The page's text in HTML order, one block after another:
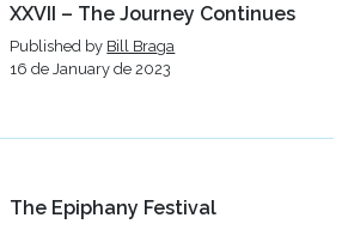
XXVII – The Journey Continues
Published by Bill Braga
16 de January de 2023
The Epiphany Festival